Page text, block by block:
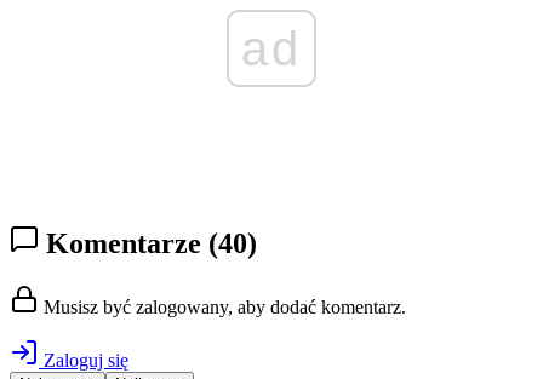
ad
Komentarze (40)
Musisz być zalogowany, aby dodać komentarz.
Zaloguj się